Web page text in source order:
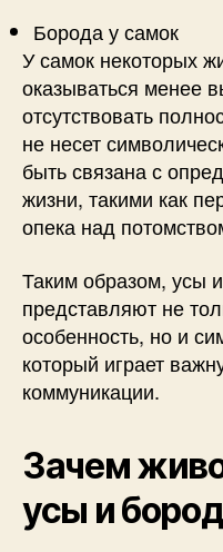
Борода у самок
У самок некоторых
оказываться менее
отсутствовать
не несет
быть связана с
жизни, такими как
опека над
Таким образом, усы
представляют не
особенность, но и
который играет
коммуникации.
Зачем
усы и